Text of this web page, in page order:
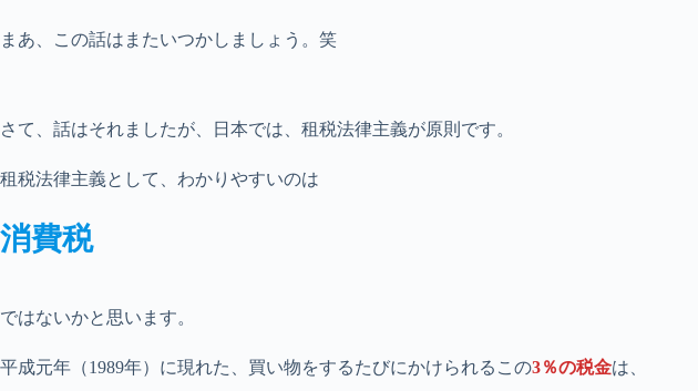
まあ、この話はまたいつかしましょう。笑
さて、話はそれましたが、日本では、租税法律主義が原則です。
租税法律主義として、わかりやすいのは
消費税
ではないかと思います。
平成元年（1989年）に現れた、買い物をするたびにかけられるこの3％の税金は、